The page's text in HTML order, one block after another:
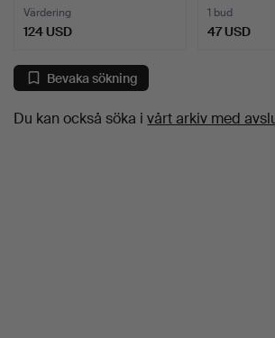
Värdering
124 USD
1 bud
47 USD
Bevaka sökning
Du kan också söka ivårt arkiv med